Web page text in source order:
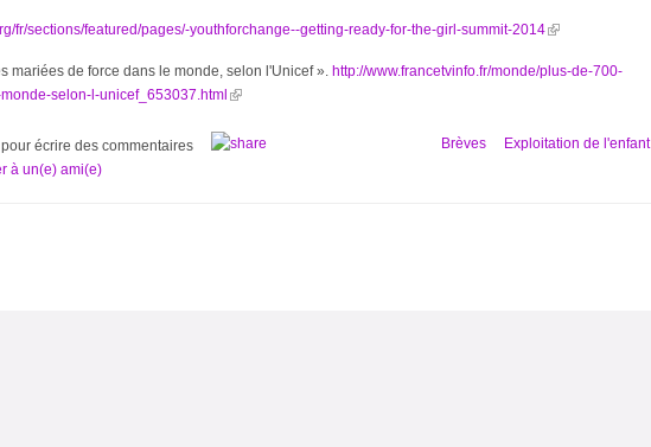
fr/sections/featured/pages/-youthforchange--getting-ready-for-the-girl-summit-2014
mariées de force dans le monde, selon l'Unicef ». http://www.francetvinfo.fr/monde/plus-de-700-
selon-l-unicef_653037.html
Brèves Exploitation de l'enfant
pour écrire des commentaires
à un(e) ami(e)